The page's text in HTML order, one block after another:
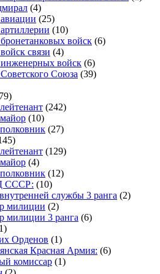
(4)
(25)
(10)
войск (6)
связи (4)
войск (6)
Союза (39)
(242)
(10)
(27)
(129)
(4)
(12)
СССР: (10)
службы 3 ранга (2)
милиции (2)
милиции 3 ранга (6)
Орденов (1)
Красная Армия: (6)
комиссар (1)